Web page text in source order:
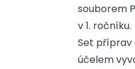
souborem
v 1. ročníku.
Set příprav
účelem